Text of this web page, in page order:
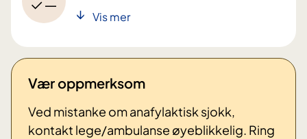
Vis mer
Vær oppmerksom
Ved mistanke om anafylaktisk sjokk,
kontakt lege/ambulanse øyeblikkelig. Ring